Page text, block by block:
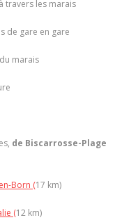
travers les marais
de gare en gare
marais
de Biscarrosse-Plage
Born (17 km)
(12 km)